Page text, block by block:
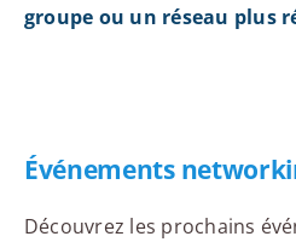
groupe ou un réseau plus
Événements
Découvrez les prochains